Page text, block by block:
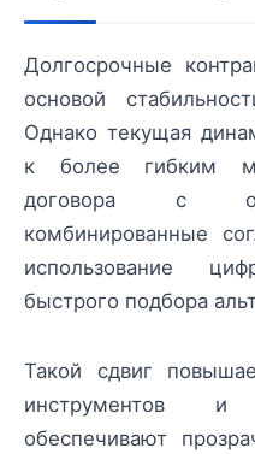
Долгосрочные
основой
Однако текущая
к более гибким
договора с
комбинированные
использование
быстрого подбора
Такой сдвиг
инструментов и
обеспечивают